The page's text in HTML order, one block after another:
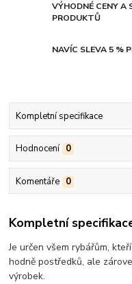
VÝHODNÉ CENY A
PRODUKTŮ
NAVÍC SLEVA 5 %
Kompletní specifikace
Hodnocení 0
Komentáře 0
Kompletní
Je určen všem rybářům,
hodně postředků, ale
výrobek.